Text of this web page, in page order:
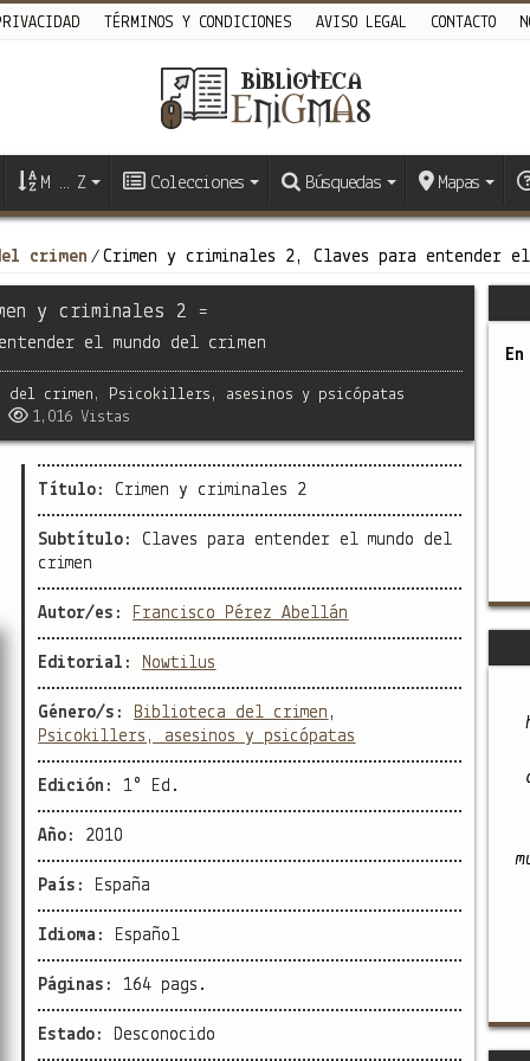
TÉRMINOS Y CONDICIONES AVISO LEGAL CONTACTO
M … Z Colecciones Búsquedas Mapas
crimen / Crimen y criminales 2, Claves para entender el
y criminales 2 =
el mundo del crimen
crimen,
Psicokillers, asesinos y psicópatas
1,016 Vistas
Título: Crimen y criminales 2
Subtítulo: Claves para entender el mundo del
crimen
Autor/es: Francisco Pérez Abellán
Editorial: Nowtilus
Género/s: Biblioteca del crimen ,
Psicokillers, asesinos y psicópatas
Edición: 1° Ed.
Año: 2010
País: España
Idioma: Español
Páginas: 164 pags.
Estado: Desconocido